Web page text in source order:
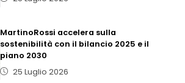
MartinoRossi accelera sulla
sostenibilità con il bilancio 2025 e il
piano 2030
25 Luglio 2026